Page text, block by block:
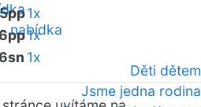
nabídka
Děti dětem
Jsme jedna rodina
1x
1x
1x